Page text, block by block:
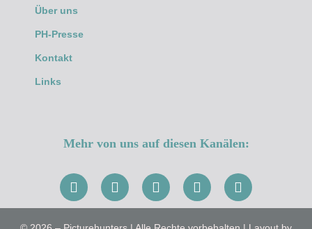
Über uns
PH-Presse
Kontakt
Links
Mehr von uns auf diesen Kanälen: